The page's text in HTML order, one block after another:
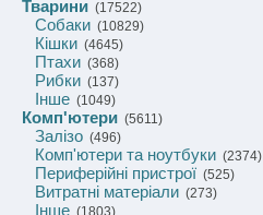
Тварини (17522)
Собаки (10829)
Кішки (4645)
Птахи (368)
Рибки (137)
Інше (1049)
Комп'ютери (5611)
Залізо (496)
Комп'ютери та ноутбуки (2374)
Периферійні пристрої (525)
Витратні матеріали (273)
Інше (1803)